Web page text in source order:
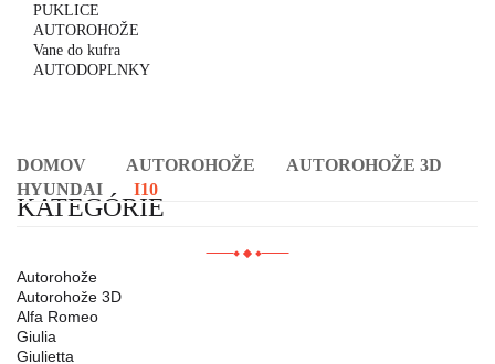
PUKLICE
AUTOROHOŽE
Vane do kufra
AUTODOPLNKY
DOMOV AUTOROHOŽE
AUTOROHOŽE 3D
HYUNDAI
I10
KATEGÓRIE
Autorohože
Autorohože 3D
Alfa Romeo
Giulia
Giulietta